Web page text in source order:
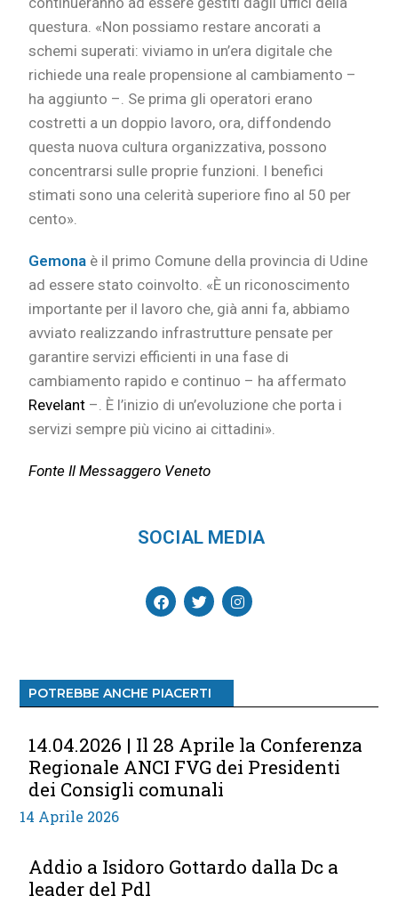
questura. «Non possiamo restare ancorati a
schemi superati: viviamo in un’era digitale che
richiede una reale propensione al cambiamento –
ha aggiunto –. Se prima gli operatori erano
costretti a un doppio lavoro, ora, diffondendo
questa nuova cultura organizzativa, possono
concentrarsi sulle proprie funzioni. I benefici
stimati sono una celerità superiore fino al 50 per
cento».
Gemona è il primo Comune della provincia di Udine
ad essere stato coinvolto. «È un riconoscimento
importante per il lavoro che, già anni fa, abbiamo
avviato realizzando infrastrutture pensate per
garantire servizi efficienti in una fase di
cambiamento rapido e continuo – ha affermato
Revelant –. È l’inizio di un’evoluzione che porta i
servizi sempre più vicino ai cittadini».
Fonte Il Messaggero Veneto
SOCIAL MEDIA
POTREBBE ANCHE PIACERTI
14.04.2026 | Il 28 Aprile la Conferenza
Regionale ANCI FVG dei Presidenti
dei Consigli comunali
14 Aprile 2026
Addio a Isidoro Gottardo dalla Dc a
leader del Pdl